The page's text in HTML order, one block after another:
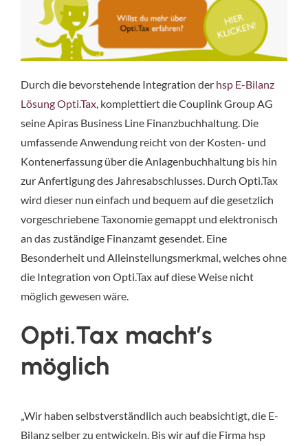
Durch die bevorstehende Integration der hsp E-Bilanz
Lösung Opti.Tax, komplettiert die Couplink Group AG
seine Apiras Business Line Finanzbuchhaltung. Die
umfassende Anwendung reicht von der Kosten- und
Kontenerfassung über die Anlagenbuchhaltung bis hin
zur Anfertigung des Jahresabschlusses. Durch Opti.Tax
wird dieser nun einfach und bequem auf die gesetzlich
vorgeschriebene Taxonomie gemappt und elektronisch
an das zuständige Finanzamt gesendet. Eine
Besonderheit und Alleinstellungsmerkmal, welches ohne
die Integration von Opti.Tax auf diese Weise nicht
möglich gewesen wäre.
Opti.Tax macht’s
möglich
„Wir haben selbstverständlich auch beabsichtigt, die E-
Bilanz selber zu entwickeln. Bis wir auf die Firma hsp